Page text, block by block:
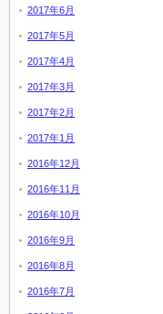
2017年6月
2017年5月
2017年4月
2017年3月
2017年2月
2017年1月
2016年12月
2016年11月
2016年10月
2016年9月
2016年8月
2016年7月